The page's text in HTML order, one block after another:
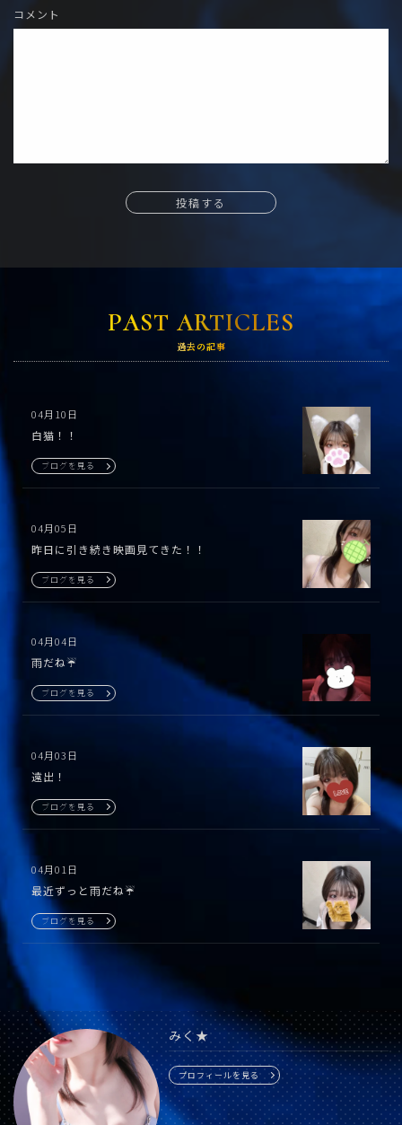
コメント
投稿する
PAST ARTICLES
過去の記事
04月10日
白猫！！
ブログを見る
04月05日
昨日に引き続き映画見てきた！！
ブログを見る
04月04日
雨だね☔️
ブログを見る
04月03日
遠出！
ブログを見る
04月01日
最近ずっと雨だね☔️
ブログを見る
みく★
プロフィールを見る